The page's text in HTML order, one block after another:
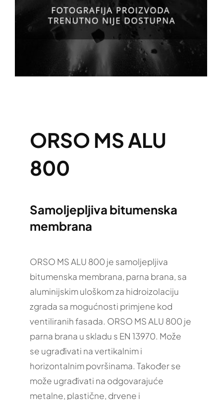
ORSO MS ALU
800
Samoljepljiva bitumenska
membrana
ORSO MS ALU 800 je samoljepljiva
bitumenska membrana, parna brana, sa
aluminijskim uloškom za hidroizolaciju
zgrada sa mogućnosti primjene kod
ventiliranih fasada. ORSO MS ALU 800 je
parna brana u skladu s EN 13970. Može
se ugrađivati na vertikalnim i
horizontalnim površinama. Također se
može ugrađivati na odgovarajuće
metalne, plastične, drvene i